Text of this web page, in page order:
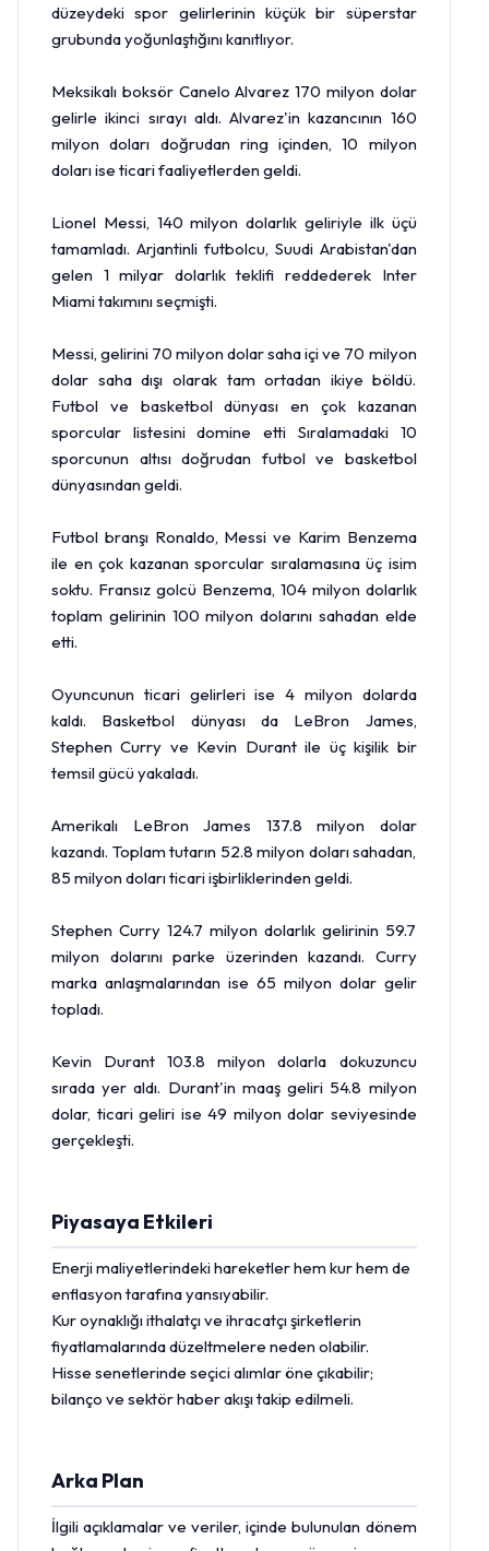
düzeydeki spor gelirlerinin küçük bir süperstar
grubunda yoğunlaştığını kanıtlıyor.
Meksikalı boksör Canelo Alvarez 170 milyon dolar
gelirle ikinci sırayı aldı. Alvarez'in kazancının 160
milyon doları doğrudan ring içinden, 10 milyon
doları ise ticari faaliyetlerden geldi.
Lionel Messi, 140 milyon dolarlık geliriyle ilk üçü
tamamladı. Arjantinli futbolcu, Suudi Arabistan'dan
gelen 1 milyar dolarlık teklifi reddederek Inter
Miami takımını seçmişti.
Messi, gelirini 70 milyon dolar saha içi ve 70 milyon
dolar saha dışı olarak tam ortadan ikiye böldü.
Futbol ve basketbol dünyası en çok kazanan
sporcular listesini domine etti Sıralamadaki 10
sporcunun altısı doğrudan futbol ve basketbol
dünyasından geldi.
Futbol branşı Ronaldo, Messi ve Karim Benzema
ile en çok kazanan sporcular sıralamasına üç isim
soktu. Fransız golcü Benzema, 104 milyon dolarlık
toplam gelirinin 100 milyon dolarını sahadan elde
etti.
Oyuncunun ticari gelirleri ise 4 milyon dolarda
kaldı. Basketbol dünyası da LeBron James,
Stephen Curry ve Kevin Durant ile üç kişilik bir
temsil gücü yakaladı.
Amerikalı LeBron James 137.8 milyon dolar
kazandı. Toplam tutarın 52.8 milyon doları sahadan,
85 milyon doları ticari işbirliklerinden geldi.
Stephen Curry 124.7 milyon dolarlık gelirinin 59.7
milyon dolarını parke üzerinden kazandı. Curry
marka anlaşmalarından ise 65 milyon dolar gelir
topladı.
Kevin Durant 103.8 milyon dolarla dokuzuncu
sırada yer aldı. Durant'in maaş geliri 54.8 milyon
dolar, ticari geliri ise 49 milyon dolar seviyesinde
gerçekleşti.
Piyasaya Etkileri
Enerji maliyetlerindeki hareketler hem kur hem de
enflasyon tarafına yansıyabilir.
Kur oynaklığı ithalatçı ve ihracatçı şirketlerin
fiyatlamalarında düzeltmelere neden olabilir.
Hisse senetlerinde seçici alımlar öne çıkabilir;
bilanço ve sektör haber akışı takip edilmeli.
Arka Plan
İlgili açıklamalar ve veriler, içinde bulunulan dönem